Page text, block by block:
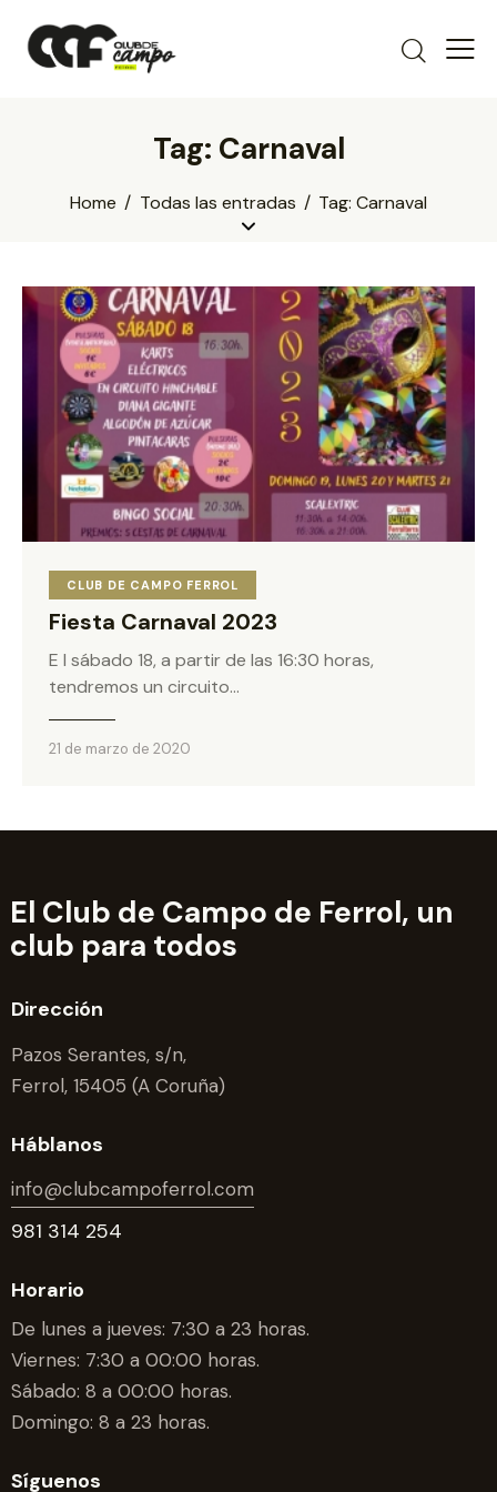
Tag: Carnaval
Home Todas las entradas Tag: Carnaval
CLUB DE CAMPO FERROL
Fiesta Carnaval 2023
E l sábado 18, a partir de las 16:30 horas,
tendremos un circuito…
21 de marzo de 2020
El Club de Campo de Ferrol, un
club para todos
Dirección
Pazos Serantes, s/n,
Ferrol, 15405 (A Coruña)
Háblanos
info@clubcampoferrol.com
981 314 254
Horario
De lunes a jueves: 7:30 a 23 horas.
Viernes: 7:30 a 00:00 horas.
Sábado: 8 a 00:00 horas.
Domingo: 8 a 23 horas.
Síguenos